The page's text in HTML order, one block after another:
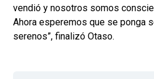
vendió y nosotros somos
Ahora esperemos que se ponga
serenos”, finalizó Otaso.